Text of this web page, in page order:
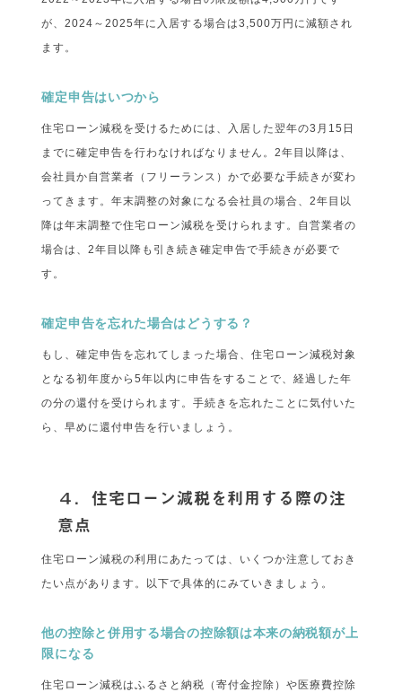
が、2024～2025年に入居する場合は3,500万円に減額され
ます。
確定申告はいつから
住宅ローン減税を受けるためには、入居した翌年の3月15日
までに確定申告を行わなければなりません。2年目以降は、
会社員か自営業者（フリーランス）かで必要な手続きが変わ
ってきます。年末調整の対象になる会社員の場合、2年目以
降は年末調整で住宅ローン減税を受けられます。自営業者の
場合は、2年目以降も引き続き確定申告で手続きが必要で
す。
確定申告を忘れた場合はどうする？
もし、確定申告を忘れてしまった場合、住宅ローン減税対象
となる初年度から5年以内に申告をすることで、経過した年
の分の還付を受けられます。手続きを忘れたことに気付いた
ら、早めに還付申告を行いましょう。
４．住宅ローン減税を利用する際の注
意点
住宅ローン減税の利用にあたっては、いくつか注意しておき
たい点があります。以下で具体的にみていきましょう。
他の控除と併用する場合の控除額は本来の納税額が上
限になる
住宅ローン減税はふるさと納税（寄付金控除）や医療費控除